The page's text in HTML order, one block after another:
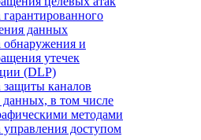
гарантированного
данных
обнаружения и
утечек
(DLP)
защиты каналов
данных, в том числе
методами
управления доступом